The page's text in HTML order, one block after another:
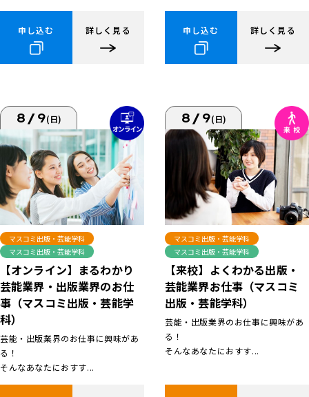
申し込む 詳しく見る 申し込む 詳しく見る
8/9(日)
マスコミ出版・芸能学科
マスコミ出版・芸能学科
【オンライン】まるわかり
芸能業界・出版業界のお仕
事（マスコミ出版・芸能学
科）
芸能・出版業界のお仕事に興味があ
る！
そんなあなたにおすす...
8/9(日)
マスコミ出版・芸能学科
マスコミ出版・芸能学科
【来校】よくわかる出版・
芸能業界お仕事（マスコミ
出版・芸能学科）
芸能・出版業界のお仕事に興味があ
る！
そんなあなたにおすす...